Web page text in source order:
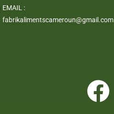
EMAIL :
fabrikalimentscameroun@gmail.com